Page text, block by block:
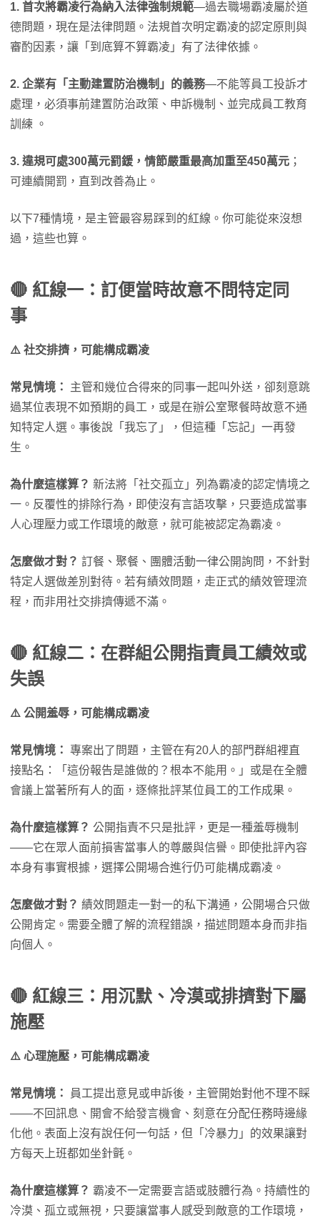
1. 首次將霸凌行為納入法律強制規範—過去職場霸凌屬於道
德問題，現在是法律問題。法規首次明定霸凌的認定原則與
審酌因素，讓「到底算不算霸凌」有了法律依據。
2. 企業有「主動建置防治機制」的義務—不能等員工投訴才
處理，必須事前建置防治政策、申訴機制、並完成員工教育
訓練 。
3. 違規可處300萬元罰鍰，情節嚴重最高加重至450萬元 ；
可連續開罰，直到改善為止。
以下7種情境，是主管最容易踩到的紅線。你可能從來沒想
過，這些也算。
🔴 紅線一：訂便當時故意不問特定同
事
⚠️ 社交排擠，可能構成霸凌
常見情境：
主管和幾位合得來的同事一起叫外送，卻刻意跳
過某位表現不如預期的員工，或是在辦公室聚餐時故意不通
知特定人選。事後說「我忘了」，但這種「忘記」一再發
生。
為什麼這樣算？ 新法將「社交孤立」列為霸凌的認定情境之
一。反覆性的排除行為，即使沒有言語攻擊，只要造成當事
人心理壓力或工作環境的敵意，就可能被認定為霸凌。
怎麼做才對？ 訂餐、聚餐、團體活動一律公開詢問，不針對
特定人選做差別對待。若有績效問題，走正式的績效管理流
程，而非用社交排擠傳遞不滿。
🔴 紅線二：在群組公開指責員工績效或
失誤
⚠️ 公開羞辱，可能構成霸凌
常見情境： 專案出了問題，主管在有20人的部門群組裡直
接點名：「這份報告是誰做的？根本不能用。」或是在全體
會議上當著所有人的面，逐條批評某位員工的工作成果。
為什麼這樣算？ 公開指責不只是批評，更是一種羞辱機制
——它在眾人面前損害當事人的尊嚴與信譽。即使批評內容
本身有事實根據，選擇公開場合進行仍可能構成霸凌。
怎麼做才對？ 績效問題走一對一的私下溝通，公開場合只做
公開肯定。需要全體了解的流程錯誤，描述問題本身而非指
向個人。
🔴 紅線三：用沉默、冷漠或排擠對下屬
施壓
⚠️ 心理施壓，可能構成霸凌
常見情境：
員工提出意見或申訴後，主管開始對他不理不睬
——不回訊息、開會不給發言機會、刻意在分配任務時邊緣
化他。表面上沒有說任何一句話，但「冷暴力」的效果讓對
方每天上班都如坐針氈。
為什麼這樣算？ 霸凌不一定需要言語或肢體行為。持續性的
冷漠、孤立或無視，只要讓當事人感受到敵意的工作環境，